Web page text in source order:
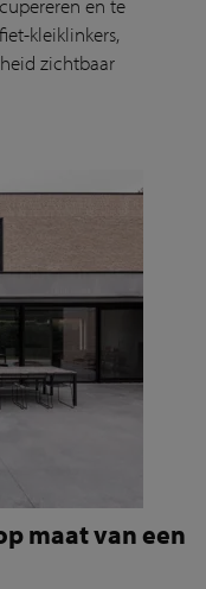
en te
kleiklinkers,
zichtbaar
maat van een